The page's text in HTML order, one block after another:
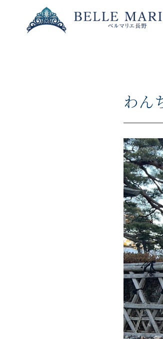
わん